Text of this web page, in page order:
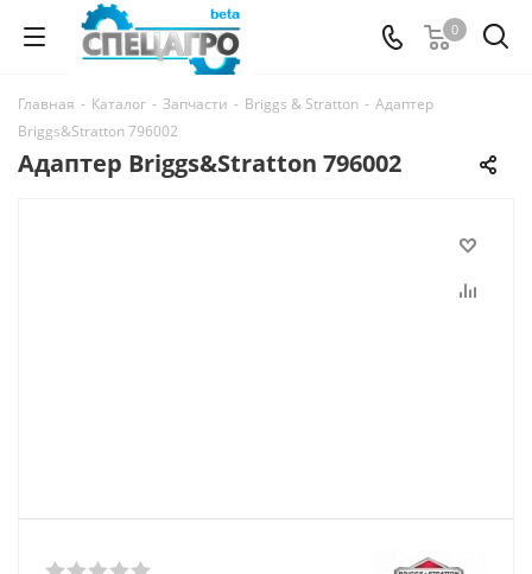
0
Главная - Каталог - Запчасти - Briggs & Stratton - Адаптер
Briggs&Stratton 796002
Адаптер Briggs&Stratton 796002